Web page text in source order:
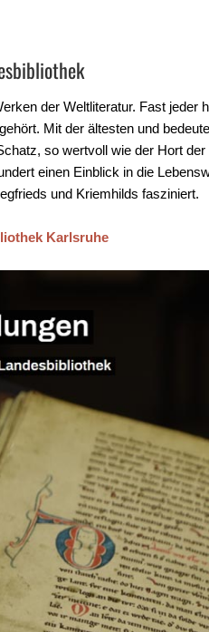
der Weltliteratur. Fast
Mit der ältesten und
so wertvoll wie der Hort
einen Einblick in die
und Kriemhilds fasziniert.
Karlsruhe